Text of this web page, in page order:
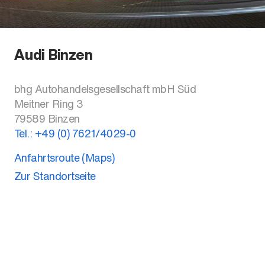
Audi Binzen
bhg Autohandelsgesellschaft mbH Süd
Meitner Ring 3
79589 Binzen
Tel.: +49 (0) 7621/4029-0
Anfahrtsroute (Maps)
Zur Standortseite